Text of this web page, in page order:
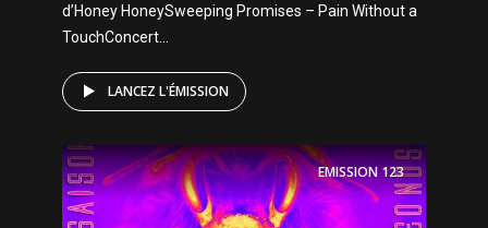
d’Honey HoneySweeping Promises – Pain Without a
TouchConcert...
LANCEZ L'ÉMISSION
EMISSION123